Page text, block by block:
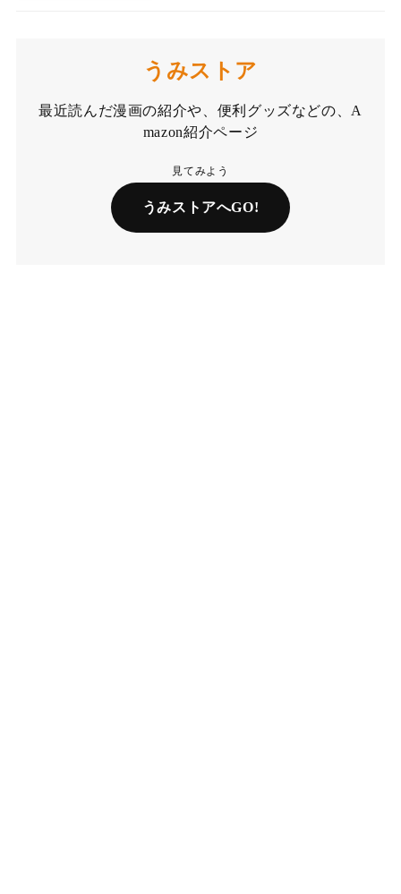
うみストア
最近読んだ漫画の紹介や、便利グッズなどの、A
mazon紹介ページ
見てみよう
うみストアへGO!